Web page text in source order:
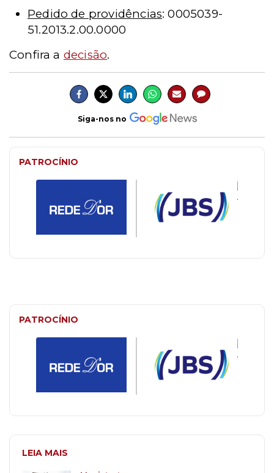
Pedido de providências: 0005039-
51.2013.2.00.0000
Confira a decisão.
Siga-nos no
PATROCÍNIO
PATROCÍNIO
LEIA MAIS